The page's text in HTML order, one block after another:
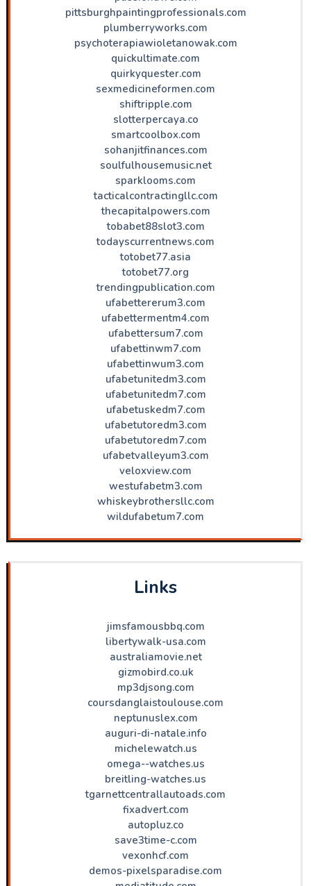
pittsburghpaintingprofessionals.com
plumberryworks.com
psychoterapiawioletanowak.com
quickultimate.com
quirkyquester.com
sexmedicineformen.com
shiftripple.com
slotterpercaya.co
smartcoolbox.com
sohanjitfinances.com
soulfulhousemusic.net
sparklooms.com
tacticalcontractingllc.com
thecapitalpowers.com
tobabet88slot3.com
todayscurrentnews.com
totobet77.asia
totobet77.org
trendingpublication.com
ufabettererum3.com
ufabettermentm4.com
ufabettersum7.com
ufabettinwm7.com
ufabettinwum3.com
ufabetunitedm3.com
ufabetunitedm7.com
ufabetuskedm7.com
ufabetutoredm3.com
ufabetutoredm7.com
ufabetvalleyum3.com
veloxview.com
westufabetm3.com
whiskeybrothersllc.com
wildufabetum7.com
Links
jimsfamousbbq.com
libertywalk-usa.com
australiamovie.net
gizmobird.co.uk
mp3djsong.com
coursdanglaistoulouse.com
neptunuslex.com
auguri-di-natale.info
michelewatch.us
omega--watches.us
breitling-watches.us
tgarnettcentrallautoads.com
fixadvert.com
autopluz.co
save3time-c.com
vexonhcf.com
demos-pixelsparadise.com